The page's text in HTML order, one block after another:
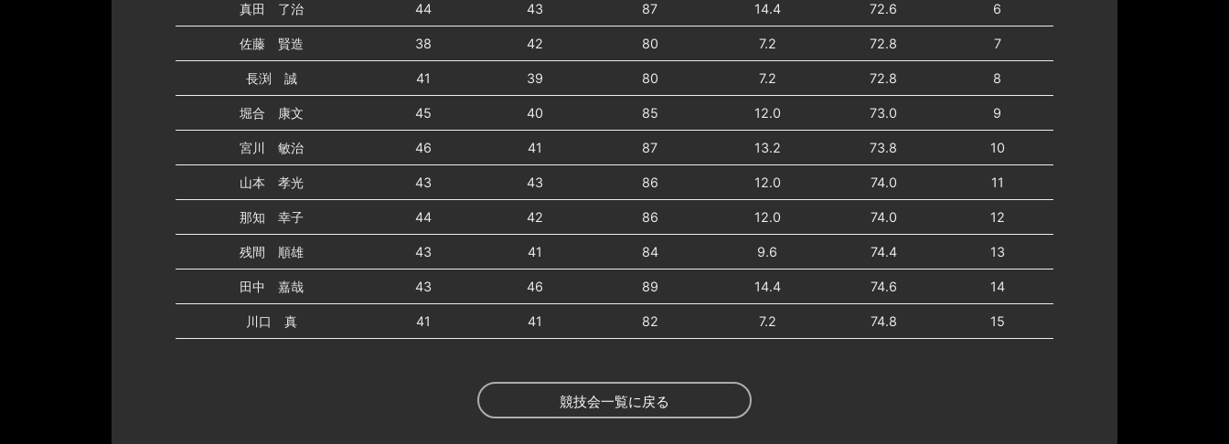
真田 了治 44 43 87 14.4 72.6 6
佐藤 賢造 38 42 80 7.2 72.8 7
長渕 誠 41 39 80 7.2 72.8 8
堀合 康文 45 40 85 12.0 73.0 9
宮川 敏治 46 41 87 13.2 73.8 10
山本 孝光 43 43 86 12.0 74.0 11
那知 幸子 44 42 86 12.0 74.0 12
残間 順雄 43 41 84 9.6 74.4 13
田中 嘉哉 43 46 89 14.4 74.6 14
川口 真 41 41 82 7.2 74.8 15
競技会一覧に戻る